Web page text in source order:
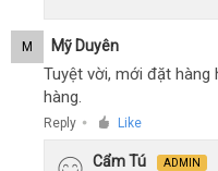
M Mỹ Duyên
Tuyệt vời, mới đặt
hàng.
Reply ● Like
Cẩm Tú ADMIN